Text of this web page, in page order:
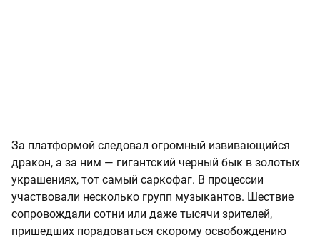
За платформой следовал огромный извивающийся
дракон, а за ним — гигантский черный бык в золотых
украшениях, тот самый саркофаг. В процессии
участвовали несколько групп музыкантов. Шествие
сопровождали сотни или даже тысячи зрителей,
пришедших порадоваться скорому освобождению